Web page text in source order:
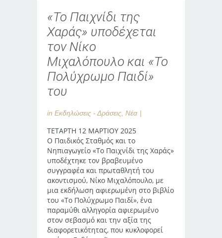
«Το Παιχνίδι της
Χαράς» υποδέχεται
τον Νίκο
Μιχαλόπουλο και «Το
Πολύχρωμο Παιδί»
του
in Εκδηλώσεις - Δράσεις, Νέα
ΤΕΤΑΡΤΗ 12 ΜΑΡΤΙΟΥ 2025
Ο Παιδικός Σταθμός και το
Νηπιαγωγείο «Το Παιχνίδι της Χαράς»
υποδέχτηκε τον βραβευμένο
συγγραφέα και πρωταθλητή του
ακοντισμού, Νίκο Μιχαλόπουλο, με
μια εκδήλωση αφιερωμένη στο βιβλίο
του «Το Πολύχρωμο Παιδί», ένα
παραμύθι αλληγορία αφιερωμένο
στον σεβασμό και την αξία της
διαφορετικότητας, που κυκλοφορεί